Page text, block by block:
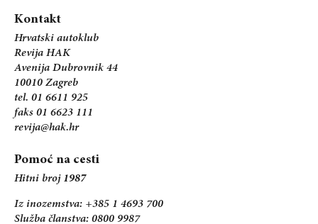
Kontakt
Hrvatski autoklub
Revija HAK
Avenija Dubrovnik 44
10010 Zagreb
tel. 01 6611 925
faks 01 6623 111
revija@hak.hr
Pomoć na cesti
Hitni broj 1987
Iz inozemstva: +385 1 4693 700
Služba članstva: 0800 9987